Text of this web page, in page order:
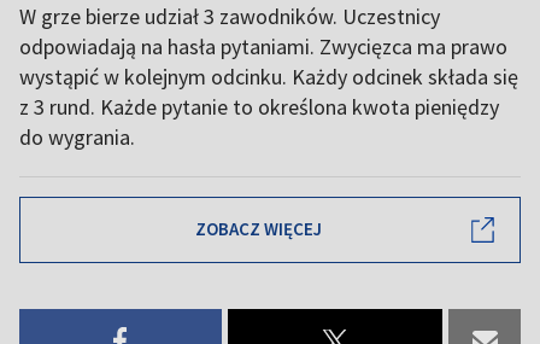
W grze bierze udział 3 zawodników. Uczestnicy
odpowiadają na hasła pytaniami. Zwycięzca ma prawo
wystąpić w kolejnym odcinku. Każdy odcinek składa się
z 3 rund. Każde pytanie to określona kwota pieniędzy
do wygrania.
ZOBACZ WIĘCEJ